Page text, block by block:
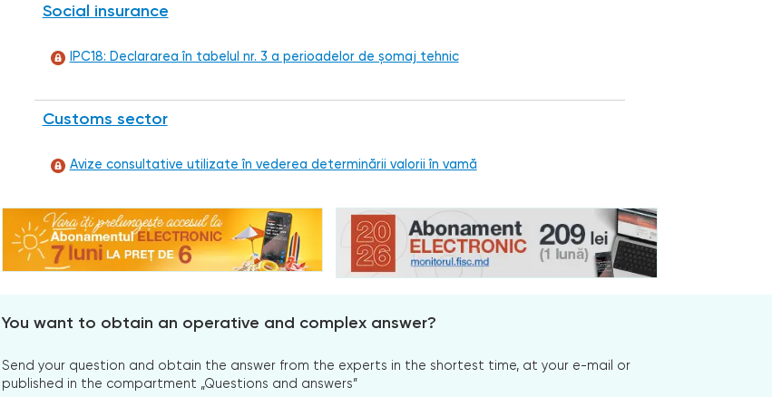
Social insurance
IPC18: Declararea în tabelul nr. 3 a perioadelor de șomaj tehnic
Customs sector
Avize consultative utilizate în vederea determinării valorii în vamă
You want to obtain an operative and complex answer?
Send your question and obtain the answer from the experts in the shortest time, at your e-mail or
published in the compartment „Questions and answers”